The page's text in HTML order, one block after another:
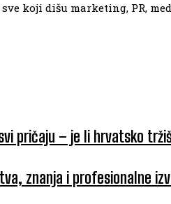
koji dišu marketing, PR,
pričaju – je li hrvatsko
znanja i profesionalne